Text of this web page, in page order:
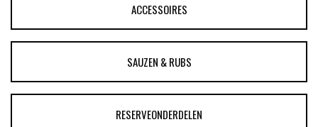
ACCESSOIRES
SAUZEN & RUBS
RESERVEONDERDELEN